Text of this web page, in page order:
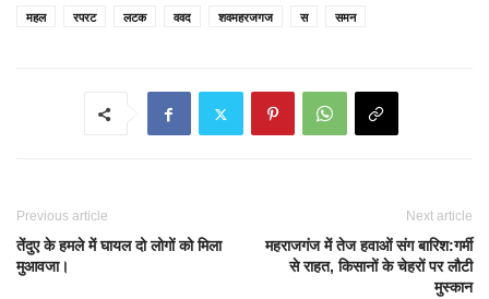
महल रपरट लटक ववद शवमहरजगज स समन
Previous article
तेंदुए के हमले में घायल दो लोगों को मिला
मुआवजा।
Next article
महराजगंज में तेज हवाओं संग बारिश:गर्मी
से राहत, किसानों के चेहरों पर लौटी
मुस्कान